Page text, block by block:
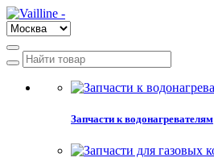
Запчасти к водонагревателям